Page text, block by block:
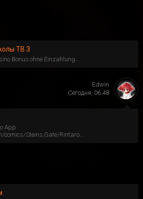
ТВ 3
Bonus ohne Einzahlung...
App
comics/Steins;Gate/Rintaro...
Edwin
Сегодня, 06:48